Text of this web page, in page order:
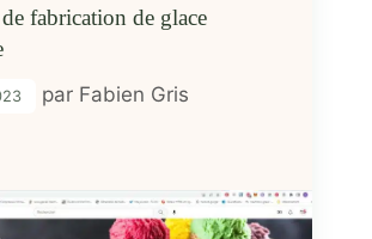
fabrication de glace
par Fabien Gris